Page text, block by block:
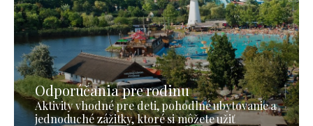
Odporúčania pre rodinu
Aktivity vhodné pre deti, pohodlné ubytovanie a
jednoduché zážitky, ktoré si môžete užiť